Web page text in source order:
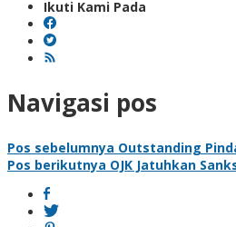
Ikuti Kami Pada
Navigasi pos
Pos sebelumnya Outstanding
Pos berikutnya OJK Jatuhkan